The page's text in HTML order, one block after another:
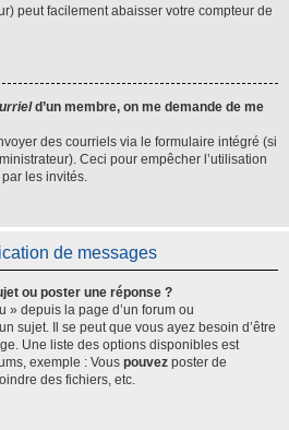
peut facilement abaisser votre compteur de
d’un membre, on me demande de me
des courriels via le formulaire intégré (si
Ceci pour empêcher l’utilisation
les invités.
de messages
ou poster une réponse ?
» depuis la page d’un forum ou
sujet. Il se peut que vous ayez besoin d’être
Une liste des options disponibles est
exemple : Vous pouvez poster de
des fichiers, etc.